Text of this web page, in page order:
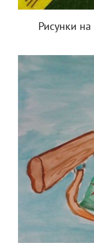
Рисунки